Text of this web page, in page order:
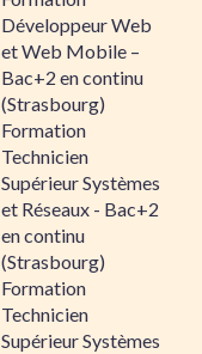
Développeur Web
et Web Mobile –
Bac+2 en continu
(Strasbourg)
Formation
Technicien
Supérieur Systèmes
et Réseaux - Bac+2
en continu
(Strasbourg)
Formation
Technicien
Supérieur Systèmes